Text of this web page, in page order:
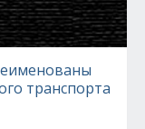
транспорта